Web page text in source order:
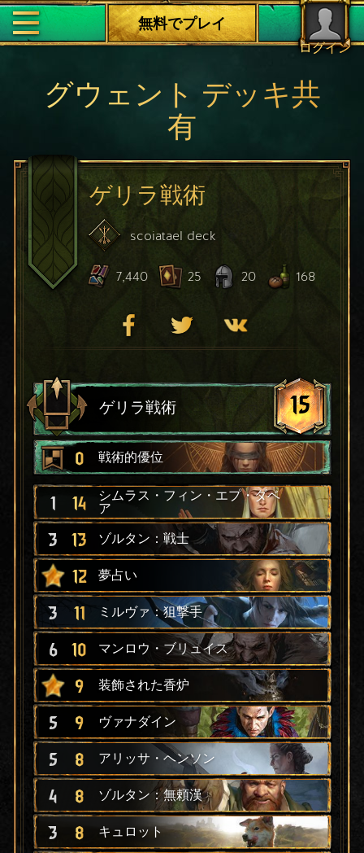
ログイン
無料でプレイ
グウェント デッキ共
有
ゲリラ戦術
scoiatael deck
7,440 25 20 168
ゲリラ戦術 15
0 戦術的優位
1 14
シムラス・フィン・エプ・ダベ
ア
3 13 ゾルタン：戦士
12 夢占い
3 11 ミルヴァ：狙撃手
6 10 マンロウ・ブリュイス
9 装飾された香炉
5 9 ヴァナダイン
5 8 アリッサ・ヘンソン
4 8 ゾルタン：無頼漢
3 8 キュロット